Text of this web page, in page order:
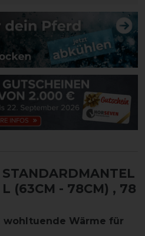
(63CM - 78CM) , 78
wohltuende Wärme für